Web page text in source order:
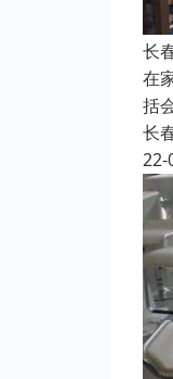
长
在
括
长
22-